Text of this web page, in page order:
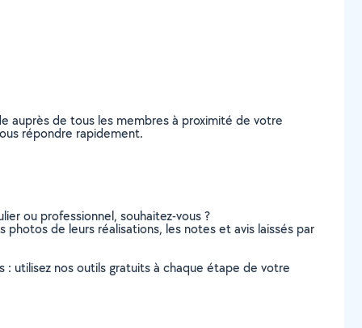
auprès de tous les membres à proximité de votre
répondre rapidement.
ou professionnel, souhaitez-vous ?
de leurs réalisations, les notes et avis laissés par
: utilisez nos outils gratuits à chaque étape de votre